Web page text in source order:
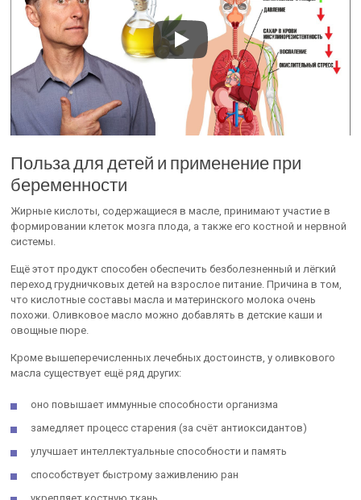
Польза для детей и применение при
беременности
Жирные кислоты, содержащиеся в масле, принимают участие в
формировании клеток мозга плода, а также его костной и нервной
системы.
Ещё этот продукт способен обеспечить безболезненный и лёгкий
переход грудничковых детей на взрослое питание. Причина в том,
что кислотные составы масла и материнского молока очень
похожи. Оливковое масло можно добавлять в детские каши и
овощные пюре.
Кроме вышеперечисленных лечебных достоинств, у оливкового
масла существует ещё ряд других:
оно повышает иммунные способности организма
замедляет процесс старения (за счёт антиоксидантов)
улучшает интеллектуальные способности и память
способствует быстрому заживлению ран